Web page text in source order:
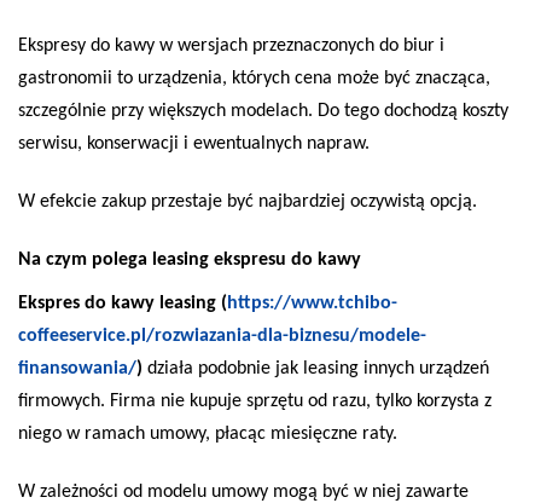
Ekspresy do kawy w wersjach przeznaczonych do biur i
gastronomii to urządzenia, których cena może być znacząca,
szczególnie przy większych modelach. Do tego dochodzą koszty
serwisu, konserwacji i ewentualnych napraw.
W efekcie zakup przestaje być najbardziej oczywistą opcją.
Na czym polega leasing ekspresu do kawy
Ekspres do kawy leasing ( https://www.tchibo-
coffeeservice.pl/rozwiazania-dla-biznesu/modele-
finansowania/) działa podobnie jak leasing innych urządzeń
firmowych. Firma nie kupuje sprzętu od razu, tylko korzysta z
niego w ramach umowy, płacąc miesięczne raty.
W zależności od modelu umowy mogą być w niej zawarte